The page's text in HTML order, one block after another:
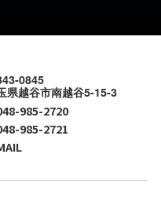
0845
県越谷市南越谷5-15-3
985-2720
985-2721